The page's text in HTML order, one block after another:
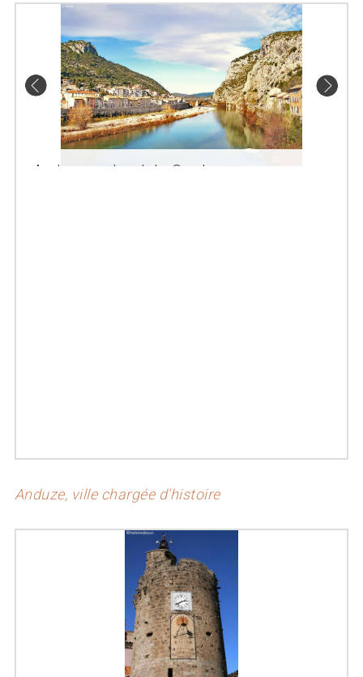
Anduze au bord du Gardon
Anduze, ville chargée d'histoire